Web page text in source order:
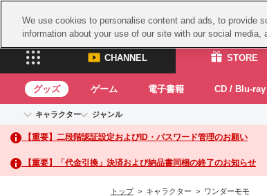
CHANNEL STORE
CHANNEL
ASOBI CHANNEL TOP
ASOBI
グッズ
グッズ ゲーム 電子書籍 CD / Blu-ray
キャラクター
アイドルマスターシリーズ
アイドルマスター
アイドルマスター シンデレラガールズ
アイドルマスター ミリオンライブ！
ジャンル
イベントグッズ
トイ・ホビー
【重要】二段階認証設定およびID・パスワード管理のお願い
【重要】「代金引換」決済および納品書同梱の終了のお知らせ
トップ> キャラクター > ワンダーモモ
We use cookies to personalise content and ads, to provide
information about your use of our site with our social media,